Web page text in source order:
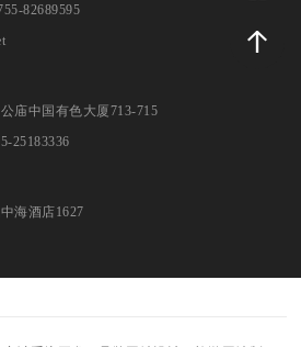
82689595
庙中国有色大厦713-715
25183336
海酒店1627